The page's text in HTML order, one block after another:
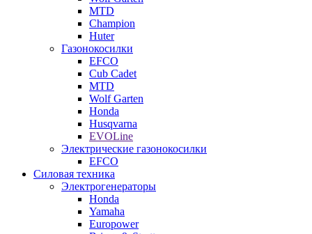
MTD
Champion
Huter
Газонокосилки
EFCO
Cub Cadet
MTD
Wolf Garten
Honda
Husqvarna
EVOLine
Электрические газонокосилки
EFCO
Силовая техника
Электрогенераторы
Honda
Yamaha
Europower